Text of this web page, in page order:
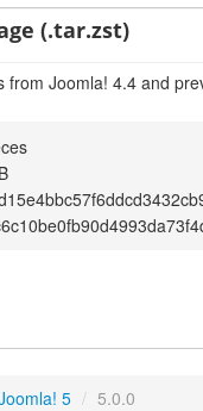
(.tar.zst)
Joomla! 4.4 and
5 / 5.0.0